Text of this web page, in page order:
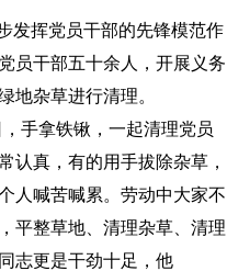
发挥党员干部的先锋模范作
员干部五十余人，开展义务
地杂草进行清理。
手拿铁锹，一起清理党员
认真，有的用手拔除杂草，
人喊苦喊累。劳动中大家不
平整草地、清理杂草、清理
志更是干劲十足，他